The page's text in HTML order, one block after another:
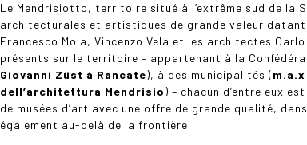
Le Mendrisiotto, territoire situé à l’extrême sud de la
architecturales et artistiques de grande valeur datant
Francesco Mola, Vincenzo Vela et les architectes
présents sur le territoire – appartenant à la
Giovanni Züst à Rancate), à des municipalités (
dell’architettura Mendrisio) – chacun d’entre eux
de musées d’art avec une offre de grande qualité,
également au-delà de la frontière.